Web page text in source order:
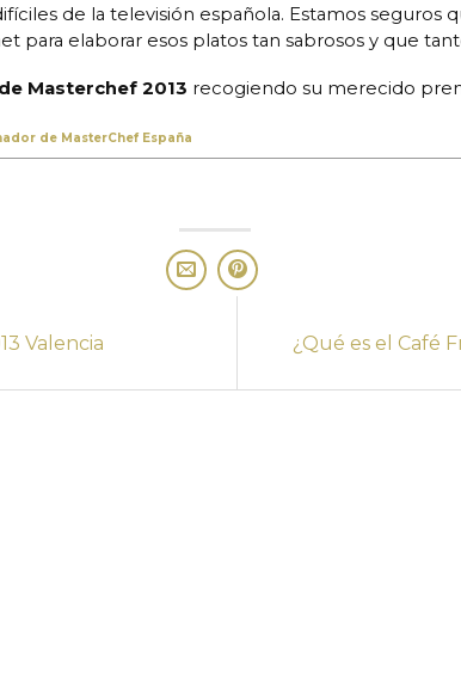
de la televisión española. Estamos seguros
elaborar esos platos tan sabrosos y que
Masterchef 2013 recogiendo su merecido
de MasterChef España
Valencia ¿Qué es el Café